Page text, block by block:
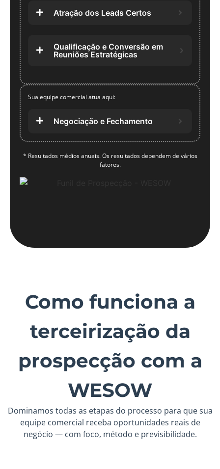
Atração dos Leads Certos
Qualificação e Conversão em
Reuniões Estratégicas
Sua equipe comercial atua aqui:
Negociação e Fechamento
* Resultados médios anuais. Os resultados dependem de vários
fatores.
Como funciona a
terceirização da
prospecção com a
WESOW
Dominamos todas as etapas do processo para que sua
equipe comercial receba oportunidades reais de
negócio — com foco, método e previsibilidade.